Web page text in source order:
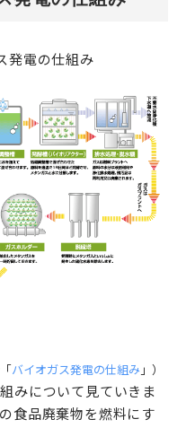
発電の仕組み
バイオガス発電の仕組み 」）
みについて見ていきま
食品廃棄物を燃料にす